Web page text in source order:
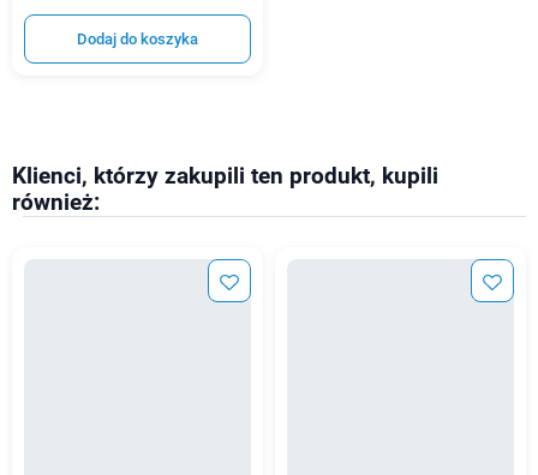
Dodaj do koszyka
Klienci, którzy zakupili ten produkt, kupili
również: